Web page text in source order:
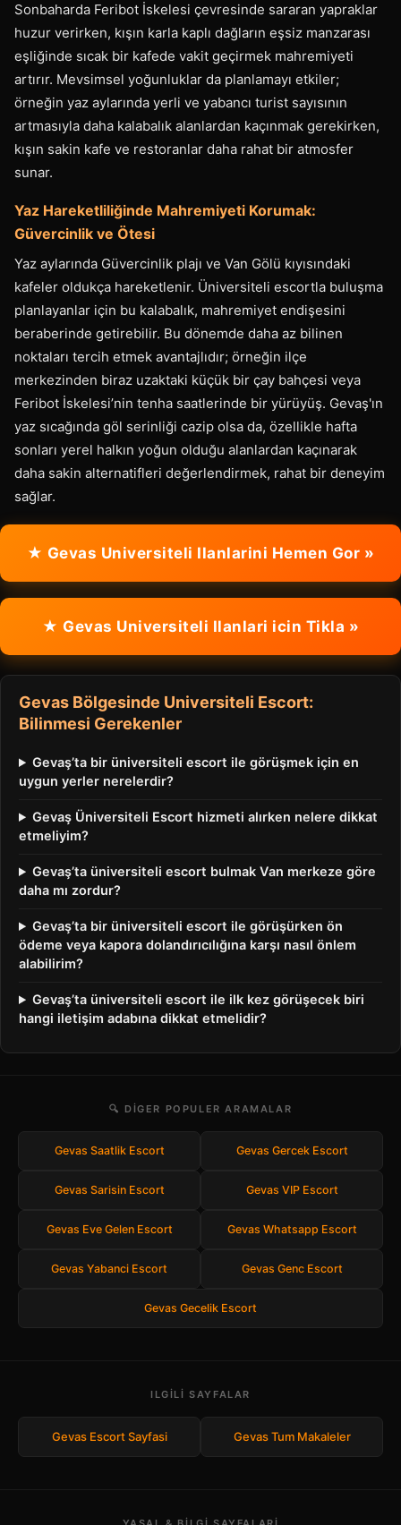
Sonbaharda Feribot İskelesi çevresinde sararan yapraklar
huzur verirken, kışın karla kaplı dağların eşsiz manzarası
eşliğinde sıcak bir kafede vakit geçirmek mahremiyeti
artırır. Mevsimsel yoğunluklar da planlamayı etkiler;
örneğin yaz aylarında yerli ve yabancı turist sayısının
artmasıyla daha kalabalık alanlardan kaçınmak gerekirken,
kışın sakin kafe ve restoranlar daha rahat bir atmosfer
sunar.
Yaz Hareketliliğinde Mahremiyeti Korumak:
Güvercinlik ve Ötesi
Yaz aylarında Güvercinlik plajı ve Van Gölü kıyısındaki
kafeler oldukça hareketlenir. Üniversiteli escortla buluşma
planlayanlar için bu kalabalık, mahremiyet endişesini
beraberinde getirebilir. Bu dönemde daha az bilinen
noktaları tercih etmek avantajlıdır; örneğin ilçe
merkezinden biraz uzaktaki küçük bir çay bahçesi veya
Feribot İskelesi’nin tenha saatlerinde bir yürüyüş. Gevaş'ın
yaz sıcağında göl serinliği cazip olsa da, özellikle hafta
sonları yerel halkın yoğun olduğu alanlardan kaçınarak
daha sakin alternatifleri değerlendirmek, rahat bir deneyim
sağlar.
★ Gevas Universiteli Ilanlarini Hemen Gor »
★ Gevas Universiteli Ilanlari icin Tikla »
Gevas Bölgesinde Universiteli Escort:
Bilinmesi Gerekenler
Gevaş’ta bir üniversiteli escort ile görüşmek için en
uygun yerler nerelerdir?
Gevaş Üniversiteli Escort hizmeti alırken nelere dikkat
etmeliyim?
Gevaş’ta üniversiteli escort bulmak Van merkeze göre
daha mı zordur?
Gevaş’ta bir üniversiteli escort ile görüşürken ön
ödeme veya kapora dolandırıcılığına karşı nasıl önlem
alabilirim?
Gevaş’ta üniversiteli escort ile ilk kez görüşecek biri
hangi iletişim adabına dikkat etmelidir?
🔍 DIGER POPULER ARAMALAR
Gevas Saatlik Escort Gevas Gercek Escort
Gevas Sarisin Escort Gevas VIP Escort
Gevas Eve Gelen Escort Gevas Whatsapp Escort
Gevas Yabanci Escort Gevas Genc Escort
Gevas Gecelik Escort
ILGILI SAYFALAR
Gevas Escort Sayfasi Gevas Tum Makaleler